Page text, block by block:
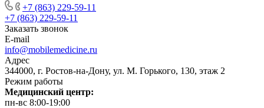
+7 (863) 229-59-11
+7 (863) 229-59-11
Заказать звонок
E-mail
info@mobilemedicine.ru
Адрес
344000, г. Ростов-на-Дону, ул. М. Горького, 130, этаж 2
Режим работы
Медицинский центр:
пн-вс 8:00-19:00